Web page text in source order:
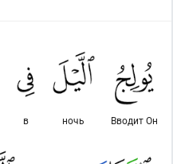
Вводит Он
ночь
в